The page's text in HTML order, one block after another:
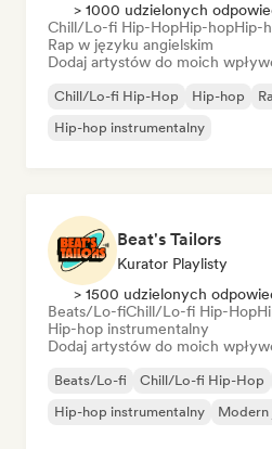
> 1000 udzielonych
Chill/Lo-fi Hip-HopHip-hopHip-
Rap w języku angielskim
Dodaj artystów do moich
Chill/Lo-fi Hip-Hop Hip-hop
Hip-hop instrumentalny
Beat's Tailors
Kurator Playlisty
> 1500 udzielonych
Beats/Lo-fiChill/Lo-fi Hip-Hop
Hip-hop instrumentalny
Dodaj artystów do moich
Beats/Lo-fi Chill/Lo-fi Hip-Hop
Hip-hop instrumentalny
Modern